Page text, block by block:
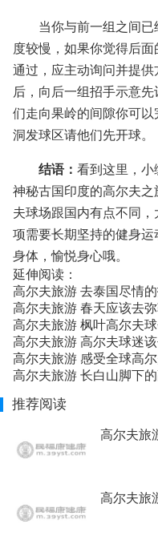
当你与前一组之间
度较慢，如果你觉得后
通过，应主动询问并提
后，向后一组招手示意
们走向果岭的间隙你可
洞发球区请他们先开球。
结语： 看到这里，小
神秘古国印度的高尔夫
夫球场跟国内有点不同
项需要长期坚持的健身
身体，愉悦身心哦。
延伸阅读：
高尔夫旅游 去泰国尽情
高尔夫旅游 春天应该去
高尔夫旅游 枫叶高尔夫
高尔夫旅游 高尔夫球迷
高尔夫旅游 感受全球高
高尔夫旅游 长白山脚下
推荐阅读
高尔夫旅
高尔夫旅